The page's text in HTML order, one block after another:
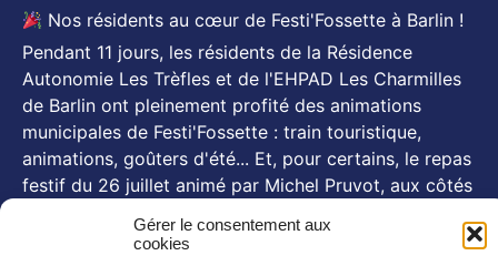
Gérer le consentement aux
cookies
Nos résidents au cœur de Festi'Fossette à Barlin !
Pendant 11 jours, les résidents de la Résidence
Autonomie Les Trèfles et de l'EHPAD Les Charmilles
de Barlin ont pleinement profité des animations
municipales de Festi'Fossette : train touristique,
animations, goûters d'été... Et, pour certains, le repas
festif du 26 juillet animé par Michel Pruvot, aux côtés